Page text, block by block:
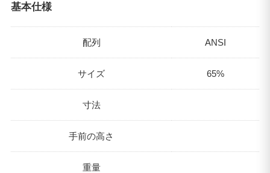
基本仕様
配列 ANSI
サイズ 65%
寸法
手前の高さ
重量